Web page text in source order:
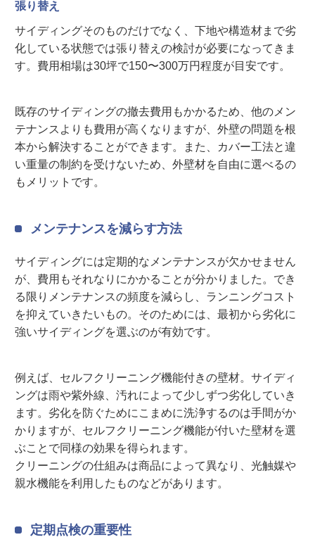
張り替え
サイディングそのものだけでなく、下地や構造材まで劣
化している状態では張り替えの検討が必要になってきま
す。費用相場は30坪で150〜300万円程度が目安です。
既存のサイディングの撤去費用もかかるため、他のメン
テナンスよりも費用が高くなりますが、外壁の問題を根
本から解決することができます。また、カバー工法と違
い重量の制約を受けないため、外壁材を自由に選べるの
もメリットです。
メンテナンスを減らす方法
サイディングには定期的なメンテナンスが欠かせません
が、費用もそれなりにかかることが分かりました。でき
る限りメンテナンスの頻度を減らし、ランニングコスト
を抑えていきたいもの。そのためには、最初から劣化に
強いサイディングを選ぶのが有効です。
例えば、セルフクリーニング機能付きの壁材。サイディ
ングは雨や紫外線、汚れによって少しずつ劣化していき
ます。劣化を防ぐためにこまめに洗浄するのは手間がか
かりますが、セルフクリーニング機能が付いた壁材を選
ぶことで同様の効果を得られます。
クリーニングの仕組みは商品によって異なり、光触媒や
親水機能を利用したものなどがあります。
定期点検の重要性